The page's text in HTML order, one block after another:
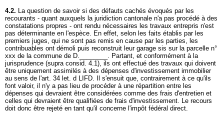
4.2. La question de savoir si des défauts cachés évoqués par les
recourants - quant auxquels la juridiction cantonale n'a pas procédé à des
constatations propres - ont rendu nécessaires les travaux entrepris n'est
pas déterminante en l'espèce. En effet, selon les faits établis par les
premiers juges, qui ne sont pas remis en cause par les parties, les
contribuables ont démoli puis reconstruit leur garage sis sur la parcelle n°
xxx de la commune de D.________. Partant, et conformément à la
jurisprudence (supra consid. 4.1), ils ont effectué des travaux qui doivent
être uniquement assimilés à des dépenses d'investissement immobilier
au sens de l'art. 34 let. d LIFD. Il s'ensuit que, contrairement à ce qu'ils
font valoir, il n'y a pas lieu de procéder à une répartition entre les
dépenses qui devraient être considérées comme des frais d'entretien et
celles qui devraient être qualifiées de frais d'investissement. Le recours
doit donc être rejeté en tant qu'il concerne l'impôt fédéral direct.